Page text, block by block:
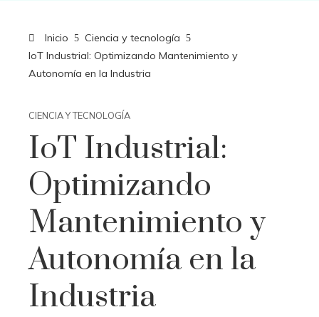
Inicio
Ciencia y tecnología
IoT Industrial: Optimizando Mantenimiento y
Autonomía en la Industria
CIENCIA Y TECNOLOGÍA
IoT Industrial:
Optimizando
Mantenimiento y
Autonomía en la
Industria